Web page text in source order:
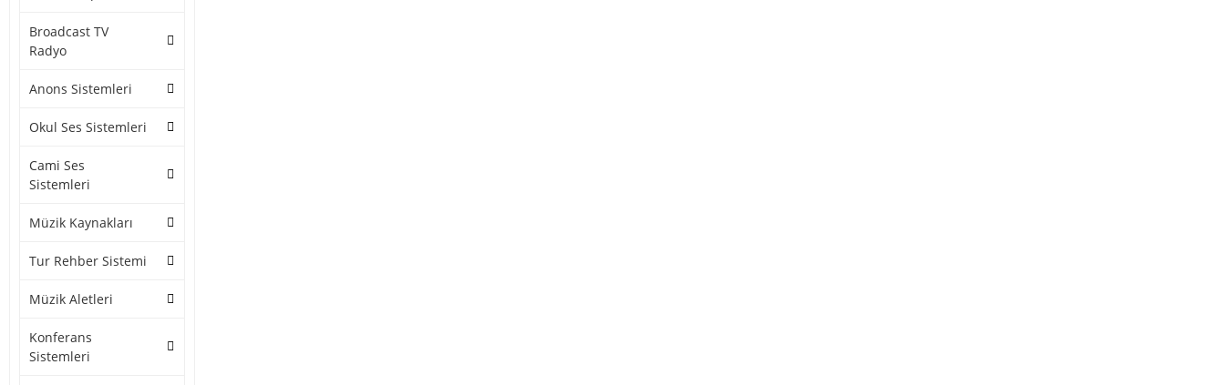
Broadcast TV
Radyo
Anons Sistemleri
Okul Ses Sistemleri
Cami Ses
Sistemleri
Müzik Kaynakları
Tur Rehber Sistemi
Müzik Aletleri
Konferans
Sistemleri